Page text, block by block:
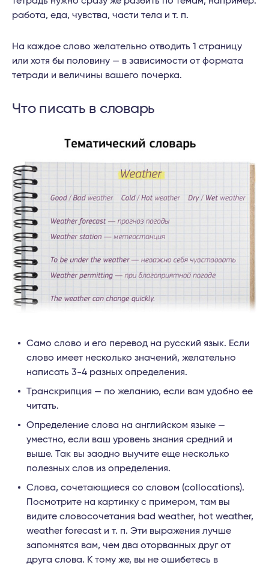
работа, еда, чувства, части тела и т. п.
На каждое слово желательно отводить 1 страницу
или хотя бы половину — в зависимости от формата
тетради и величины вашего почерка.
Что писать в словарь
Само слово и его перевод на русский язык. Если
слово имеет несколько значений, желательно
написать 3-4 разных определения.
Транскрипция — по желанию, если вам удобно ее
читать.
Определение слова на английском языке —
уместно, если ваш уровень знания средний и
выше. Так вы заодно выучите еще несколько
полезных слов из определения.
Слова, сочетающиеся со словом (collocations).
Посмотрите на картинку с примером, там вы
видите словосочетания bad weather, hot weather,
weather forecast и т. п. Эти выражения лучше
запомнятся вам, чем два оторванных друг от
друга слова. К тому же, вы не ошибетесь в